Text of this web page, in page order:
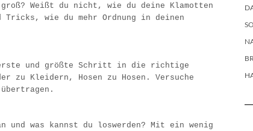
Weißt du nicht, wie du deine Klamotten
wie du mehr Ordnung in deinen
und größte Schritt in die richtige
zu Kleidern, Hosen zu Hosen. Versuche
was kannst du loswerden? Mit ein wenig